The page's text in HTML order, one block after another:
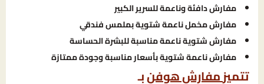
مفارش دافئة وناعمة للسرير الكبير
مفارش مخمل ناعمة شتوية بملمس فندقي
مفارش شتوية ناعمة مناسبة للبشرة الحساسة
مفارش ناعمة شتوية بأسعار مناسبة وجودة ممتازة
تتميزمفارش هوفنبـ